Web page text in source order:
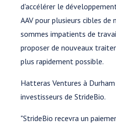
d'accélérer le
AAV pour plusieurs cibles de
sommes impatients de
proposer de nouveaux
plus rapidement possible.
Hatteras Ventures à
investisseurs de StrideBio.
"StrideBio recevra un